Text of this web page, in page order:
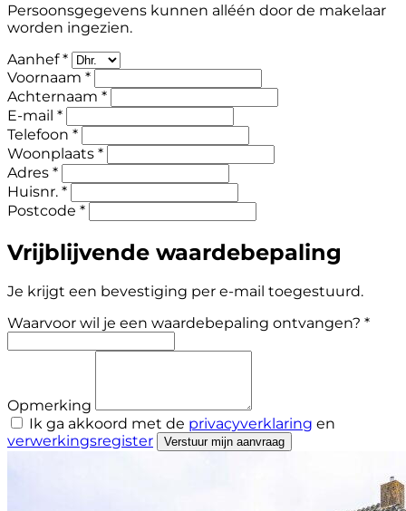
Persoonsgegevens kunnen alléén door de makelaar
worden ingezien.
Aanhef *
Voornaam *
Achternaam *
E-mail *
Telefoon *
Woonplaats *
Adres *
Huisnr. *
Postcode *
Vrijblijvende waardebepaling
Je krijgt een bevestiging per e-mail toegestuurd.
Waarvoor wil je een waardebepaling ontvangen? *
Opmerking
Ik ga akkoord met de privacyverklaring en
verwerkingsregister
Verstuur mijn aanvraag